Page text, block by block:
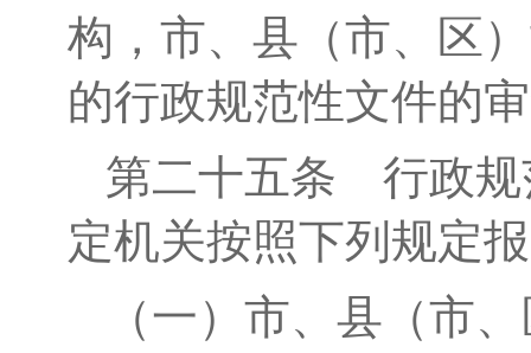
构， 市、县（市、区
的行政规范性文件的
第二十五条 行政规
定机关按照下列规定
（一） 市、 县（市、